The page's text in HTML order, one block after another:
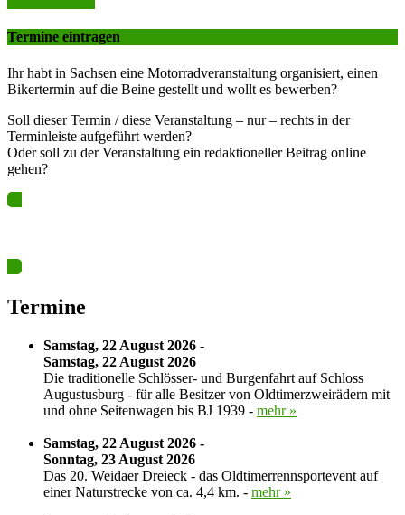
Termine eintragen
Ihr habt in Sachsen eine Motorradveranstaltung organisiert, einen
Bikertermin auf die Beine gestellt und wollt es bewerben?
Soll dieser Termin / diese Veranstaltung – nur – rechts in der
Terminleiste aufgeführt werden?
Oder soll zu der Veranstaltung ein redaktioneller Beitrag online
gehen?
Termine
Samstag, 22 August 2026 -
Samstag, 22 August 2026
Die traditionelle Schlösser- und Burgenfahrt auf Schloss
Augustusburg - für alle Besitzer von Oldtimerzweirädern mit
und ohne Seitenwagen bis BJ 1939 - mehr »
Samstag, 22 August 2026 -
Sonntag, 23 August 2026
Das 20. Weidaer Dreieck - das Oldtimerrennsportevent auf
einer Naturstrecke von ca. 4,4 km. - mehr »